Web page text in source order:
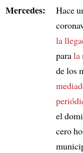
Mercedes: Hace
la
parala
de los
el
cero